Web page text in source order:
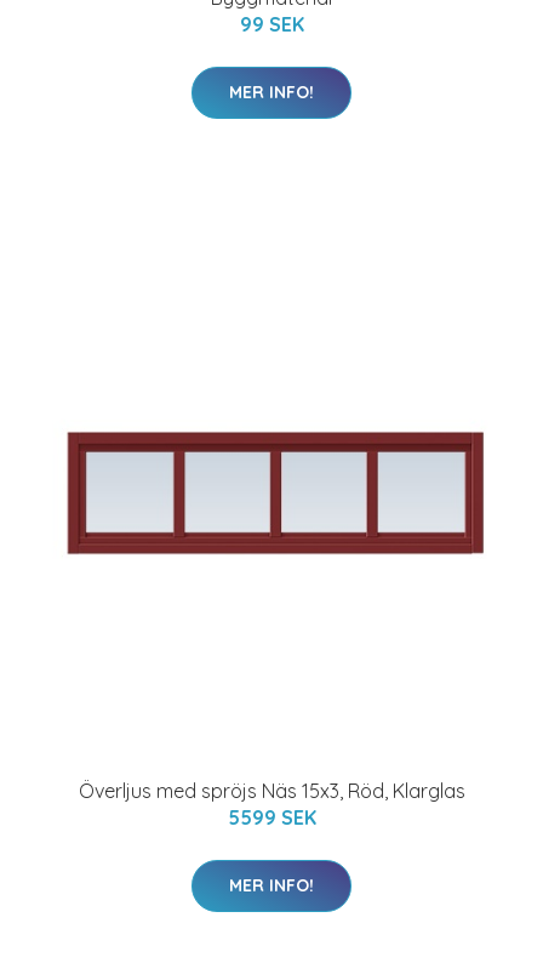
99 SEK
MER INFO!
Överljus med spröjs Näs 15x3, Röd, Klarglas
5599 SEK
MER INFO!